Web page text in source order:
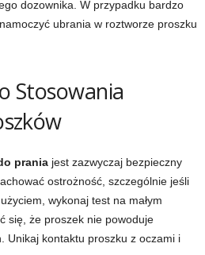
dozownika. W przypadku bardzo
ubrania w roztworze proszku
Stosowania
prania jest zazwyczaj bezpieczny
ostrożność, szczególnie jeśli
wykonaj test na małym
się, że proszek nie powoduje
Unikaj kontaktu proszku z oczami i